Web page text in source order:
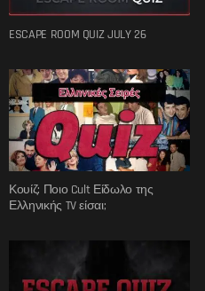
ESCAPE ROOM QUIZ JULY 26
Κουίζ: Ποιο Cult Είδωλο της
Ελληνικής TV είσαι;